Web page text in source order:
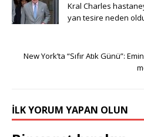
Kral Charles
yan tesire neden
New York’ta “Sıfır Atık Günü”:
İLK YORUM YAPAN OLUN